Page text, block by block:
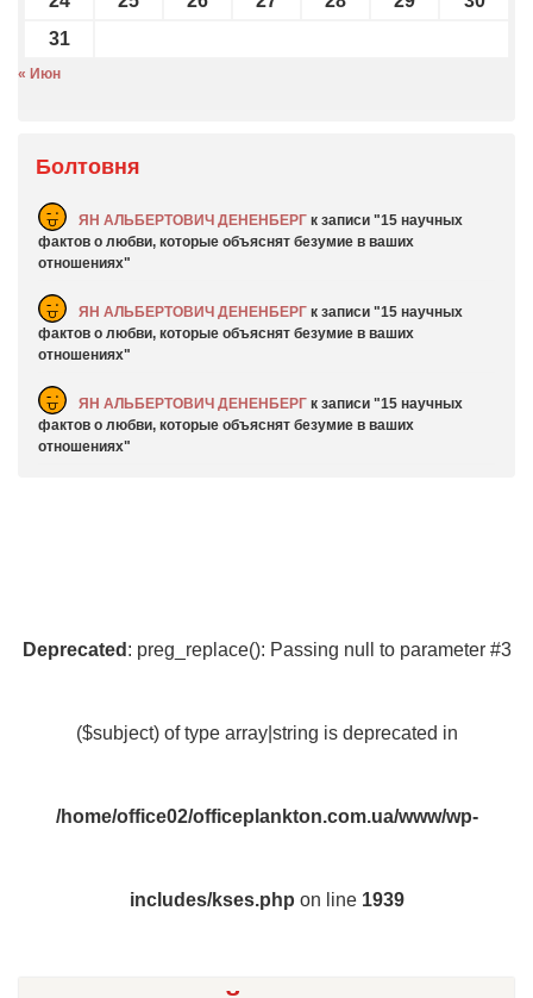
31
« Июн
Болтовня
ЯН АЛЬБЕРТОВИЧ ДЕНЕНБЕРГ к записи
15 научных
фактов о любви, которые объяснят безумие в ваших
отношениях
ЯН АЛЬБЕРТОВИЧ ДЕНЕНБЕРГ к записи
15 научных
фактов о любви, которые объяснят безумие в ваших
отношениях
ЯН АЛЬБЕРТОВИЧ ДЕНЕНБЕРГ к записи
15 научных
фактов о любви, которые объяснят безумие в ваших
отношениях
Deprecated : preg_replace(): Passing null to parameter #3
($subject) of type array|string is deprecated in
/home/office02/officeplankton.com.ua/www/wp-
includes/kses.php on line 1939